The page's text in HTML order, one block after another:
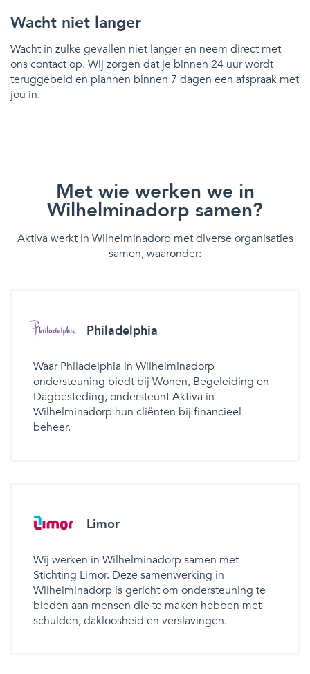
Wacht niet langer
Wacht in zulke gevallen niet langer en neem direct met
ons contact op. Wij zorgen dat je binnen 24 uur wordt
teruggebeld en plannen binnen 7 dagen een afspraak met
jou in.
Met wie werken we in
Wilhelminadorp samen?
Aktiva werkt in Wilhelminadorp met diverse organisaties
samen, waaronder:
Philadelphia
Waar Philadelphia in Wilhelminadorp
ondersteuning biedt bij Wonen, Begeleiding en
Dagbesteding, ondersteunt Aktiva in
Wilhelminadorp hun cliënten bij financieel
beheer.
Limor
Wij werken in Wilhelminadorp samen met
Stichting Limor. Deze samenwerking in
Wilhelminadorp is gericht om ondersteuning te
bieden aan mensen die te maken hebben met
schulden, dakloosheid en verslavingen.